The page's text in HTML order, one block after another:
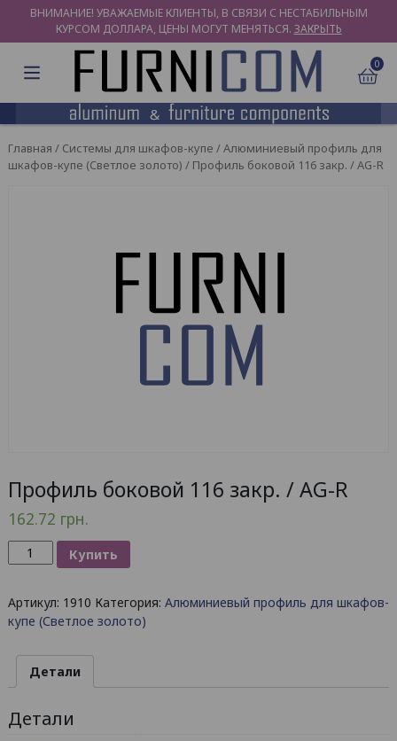
ВНИМАНИЕ! УВАЖАЕМЫЕ КЛИЕНТЫ, В СВЯЗИ С НЕСТАБИЛЬНЫМ
КУРСОМ ДОЛЛАРА, ЦЕНЫ МОГУТ МЕНЯТЬСЯ. ЗАКРЫТЬ
0
Главная / Системы для шкафов-купе /Алюминиевый профиль для
шкафов-купе (Светлое золото) / Профиль боковой 116 закр. / AG-R
Профиль боковой 116 закр. / AG-R
162.72 грн.
Количество
товара
боковой
116
Купить
Артикул: 1910 Категория: Алюминиевый профиль для шкафов-
купе (Светлое золото)
Детали
Детали